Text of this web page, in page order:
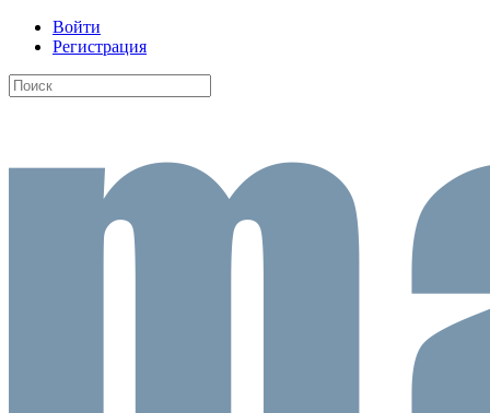
Войти
Регистрация